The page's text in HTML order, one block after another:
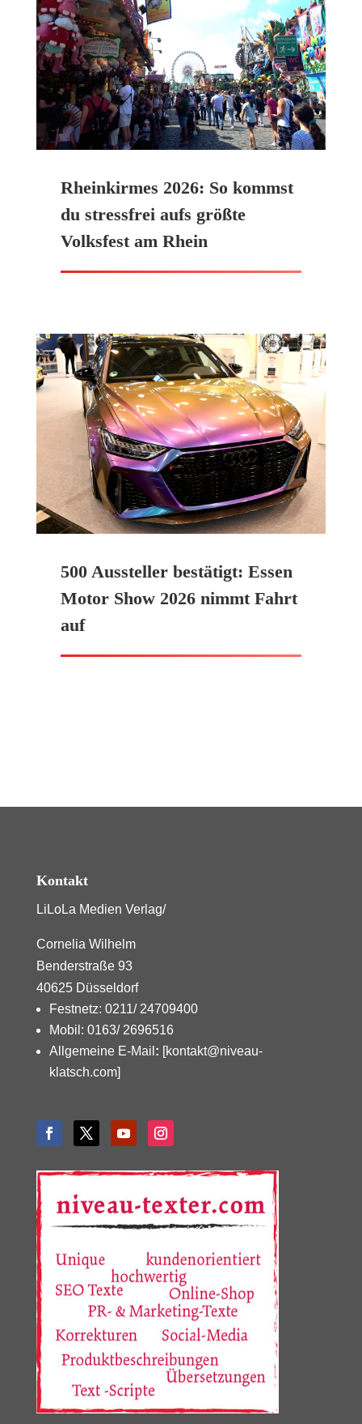
Rheinkirmes 2026: So kommst
du stressfrei aufs größte
Volksfest am Rhein
500 Aussteller bestätigt: Essen
Motor Show 2026 nimmt Fahrt
auf
Kontakt
LiLoLa Medien Verlag/
Cornelia Wilhelm
Benderstraße 93
40625 Düsseldorf
Festnetz: 0211/ 24709400
Mobil: 0163/ 2696516
Allgemeine E-Mail : [kontakt@niveau-
klatsch.com]